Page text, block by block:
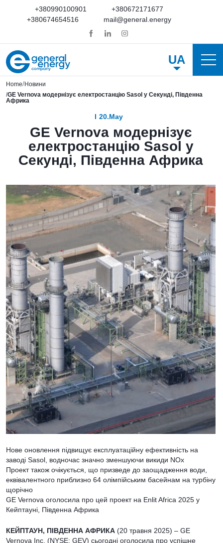
+380990100901
+380672171677
+380674654516
mail@general.energy
UA
Home Новини
GE Vernova модернізує електростанцію Sasol у Секунді, Південна
Африка
20.May
GE Vernova модернізує
електростанцію Sasol у
Секунді, Південна Африка
Нове оновлення підвищує експлуатаційну ефективність на
заводі Sasol, водночас значно зменшуючи викиди NOx
Проект також очікується, що призведе до заощадження води,
еквівалентного приблизно 64 олімпійським басейнам на турбіну
щорічно
GE Vernova оголосила про цей проект на Enlit Africa 2025 у
Кейптауні, Південна Африка
КЕЙПТАУН, ПІВДЕННА АФРИКА (20 травня 2025) – GE
Vernova Inc. (NYSE: GEV) сьогодні оголосила про успішне